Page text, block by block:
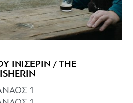
ΙΝΙΣΕΡΙΝ / THE
1